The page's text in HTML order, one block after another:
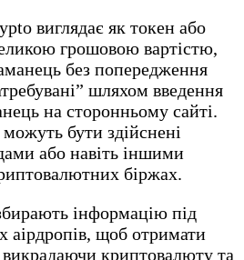
виглядає як токен або
грошовою вартістю,
без попередження
шляхом введення
на сторонньому сайті.
бути здійснені
або навіть іншими
біржах.
інформацію під
аірдропів, щоб отримати
криптовалюту та